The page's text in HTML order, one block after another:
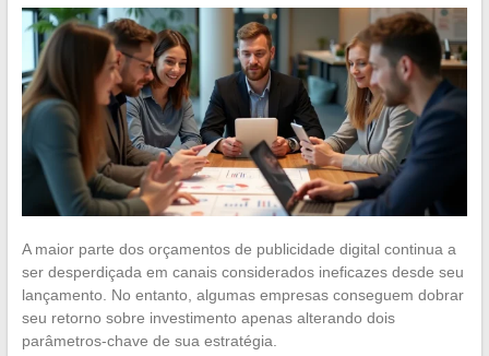
A maior parte dos orçamentos de publicidade digital continua a
ser desperdiçada em canais considerados ineficazes desde seu
lançamento. No entanto, algumas empresas conseguem dobrar
seu retorno sobre investimento apenas alterando dois
parâmetros-chave de sua estratégia.